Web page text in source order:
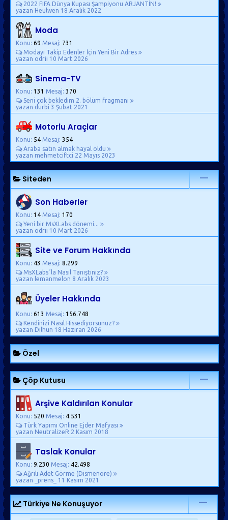
2022 FIFA Dünya Kupası Şampiyonu ARJANTİN!
yazan Heulwen 18 Aralık 2022
Moda
Konu: 69 Mesaj: 731
Modayı Takip Edenler İçin Yeni Bir Adres
yazan odrii 10 Mart 2026
Sinema-TV
Konu: 131 Mesaj: 370
Seni çok bekledim 2. bölüm fragmanı
yazan durbi 3 Şubat 2021
Motorlu Araçlar
Konu: 54 Mesaj: 354
Araba satın almak hayal oldu
yazan mehmetciftci 22 Mayıs 2023
Siteden
Son Haberler
Konu: 14 Mesaj: 170
Yeni bir MsXLabs dönemi...
yazan odrii 10 Mart 2026
Site ve Forum Hakkında
Konu: 43 Mesaj: 8.299
MsXLabs´la Nasıl Tanıştınız?
yazan lemanmelon 8 Aralık 2023
Üyeler Hakkında
Konu: 613 Mesaj: 156.748
Kendinizi Nasıl Hissediyorsunuz?
yazan Dilhun 18 Haziran 2026
Özel
Çöp Kutusu
Arşive Kaldırılan Konular
Konu: 520 Mesaj: 4.531
Türk Yapımı Online Ejder Mafyası
yazan NeutralizeR 2 Kasım 2018
Taslak Konular
Konu: 9.230 Mesaj: 42.498
Ağrılı Adet Görme (Dismenore)
yazan _prens_ 11 Kasım 2021
Türkiye Ne Konuşuyor